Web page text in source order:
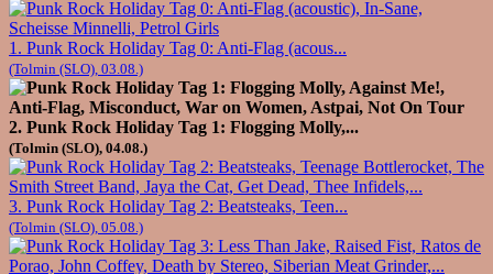
1. Punk Rock Holiday Tag 0: Anti-Flag (acous...
(Tolmin (SLO), 03.08.)
2. Punk Rock Holiday Tag 1: Flogging Molly,...
(Tolmin (SLO), 04.08.)
3. Punk Rock Holiday Tag 2: Beatsteaks, Teen...
(Tolmin (SLO), 05.08.)